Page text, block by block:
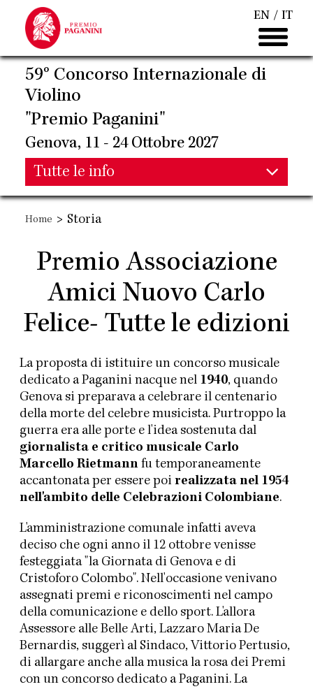
contenuto
principale
EN IT
59° Concorso Internazionale di
Violino
"Premio Paganini"
Genova, 11 - 24 Ottobre 2027
Main
navigation
Tutte le info
Main
navigation
Home > Storia
Premio Associazione
Amici Nuovo Carlo
Felice- Tutte le edizioni
La proposta di istituire un concorso musicale
dedicato a Paganini nacque nel 1940, quando
Genova si preparava a celebrare il centenario
della morte del celebre musicista. Purtroppo la
guerra era alle porte e l'idea sostenuta dal
giornalista e critico musicale Carlo
Marcello Rietmann fu temporaneamente
accantonata per essere poi realizzata nel 1954
nell'ambito delle Celebrazioni Colombiane.
L'amministrazione comunale infatti aveva
deciso che ogni anno il 12 ottobre venisse
festeggiata "la Giornata di Genova e di
Cristoforo Colombo". Nell'occasione venivano
assegnati premi e riconoscimenti nel campo
della comunicazione e dello sport. L'allora
Assessore alle Belle Arti, Lazzaro Maria De
Bernardis, suggerì al Sindaco, Vittorio Pertusio,
di allargare anche alla musica la rosa dei Premi
con un concorso dedicato a Paganini. La